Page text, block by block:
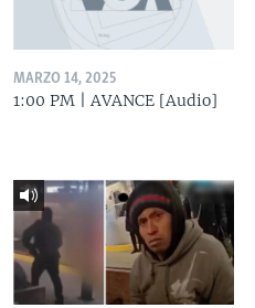
MARZO 14, 2025
1:00 PM | AVANCE [Audio]